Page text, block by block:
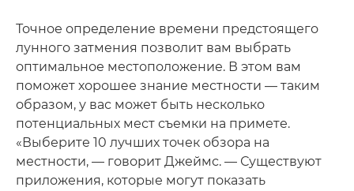
Точное определение времени предстоящего
лунного затмения позволит вам выбрать
оптимальное местоположение. В этом вам
поможет хорошее знание местности — таким
образом, у вас может быть несколько
потенциальных мест съемки на примете.
«Выберите 10 лучших точек обзора на
местности, — говорит Джеймс. — Существуют
приложения, которые могут показать